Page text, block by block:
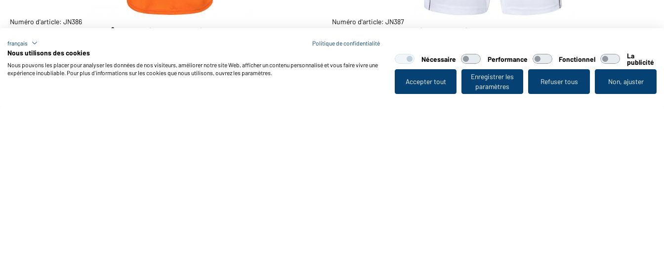
Numéro d'article: JN386
Maillot polyester 135 g/m² homme (orange/noir)
Numéro d'article: JN387
Short d’entraînement (blanc/noir)
Vu en dernier
français Politique de confidentialité
Nous utilisons des cookies
Nous pouvons les placer pour analyser les données de nos visiteurs, améliorer notre site Web, afficher un contenu personnalisé et vous faire vivre une
expérience inoubliable. Pour plus d'informations sur les cookies que nous utilisons, ouvrez les paramètres.
Nécessaire Performance Fonctionnel La
publicité
Accepter tout
Enregistrer les
paramètres
Refuser tous Non, ajuster